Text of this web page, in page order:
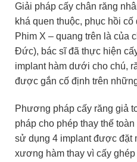
Giải pháp cấy chân răng
khá quen thuộc, phục hồi
Phim X – quang trên là của
Đức), bác sĩ đã thực hiện
implant hàm dưới cho chú,
được gắn cố định trên
Phương pháp cấy răng giả
pháp cho phép thay thế
sử dụng 4 implant được đặt
xương hàm thay vì cấy